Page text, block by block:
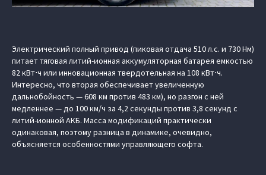
Электрический полный привод (пиковая отдача 510 л.с. и 730 Нм)
питает тяговая литий-ионная аккумуляторная батарея емкостью
82 кВт⋅ч или инновационная твердотельная на 108 кВт⋅ч.
Интересно, что вторая обеспечивает увеличенную
дальнобойность — 608 км против 483 км), но разгон с ней
медленнее — до 100 км/ч за 4,2 секунды против 3,8 секунд с
литий-ионной АКБ. Масса модификаций практически
одинаковая, поэтому разница в динамике, очевидно,
объясняется особенностями управляющего софта.